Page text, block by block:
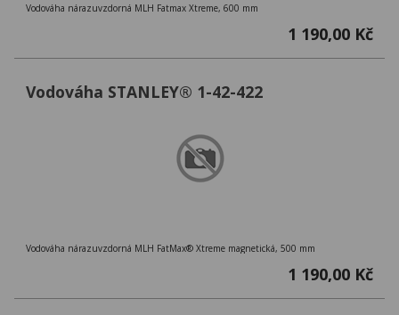
Vodováha nárazuvzdorná MLH Fatmax Xtreme, 600 mm
1 190,00 Kč
Vodováha STANLEY® 1-42-422
Vodováha nárazuvzdorná MLH FatMax® Xtreme magnetická, 500 mm
1 190,00 Kč